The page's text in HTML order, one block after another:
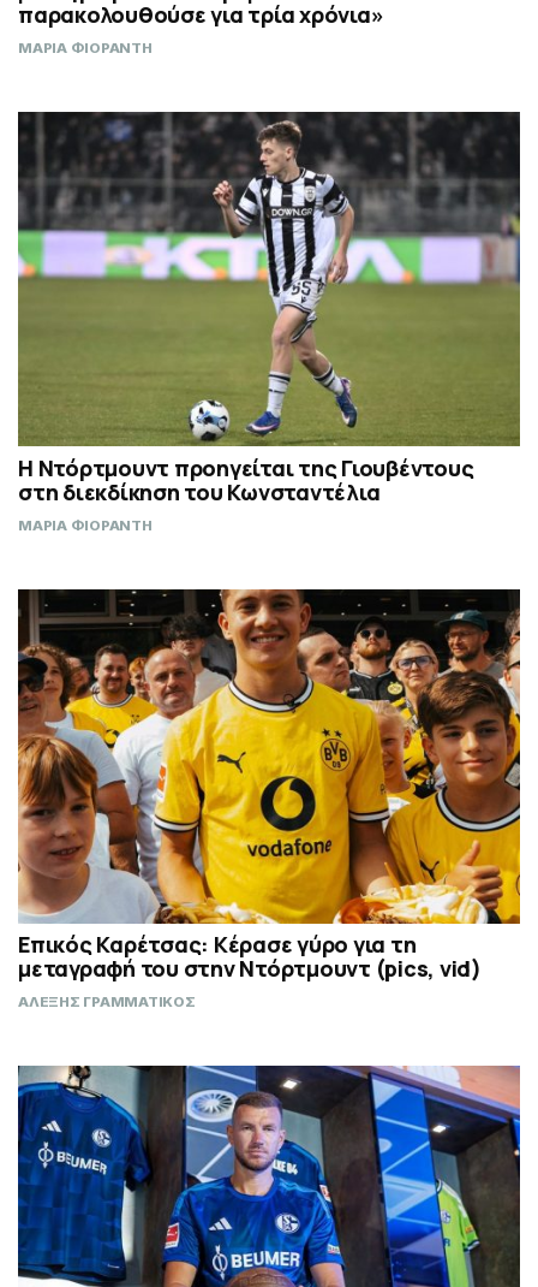
παρακολουθούσε για τρία χρόνια»
ΜΑΡΙΑ ΦΙΟΡΑΝΤΗ
Η Ντόρτμουντ προηγείται της Γιουβέντους
στη διεκδίκηση του Κωνσταντέλια
ΜΑΡΙΑ ΦΙΟΡΑΝΤΗ
Επικός Καρέτσας: Κέρασε γύρο για τη
μεταγραφή του στην Ντόρτμουντ (pics, vid)
ΑΛΕΞΗΣ ΓΡΑΜΜΑΤΙΚΟΣ